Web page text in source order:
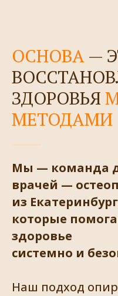
ОСНОВА —
ЗДОРОВЬЯ
МЕТОДАМИ
Мы — команда
врачей —
из
которые
здоровье
системно и
Наш подход